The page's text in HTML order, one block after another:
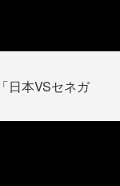
日本VSセネガ